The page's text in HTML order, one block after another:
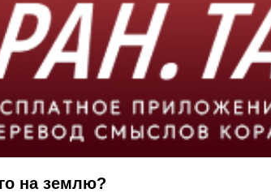
на землю?